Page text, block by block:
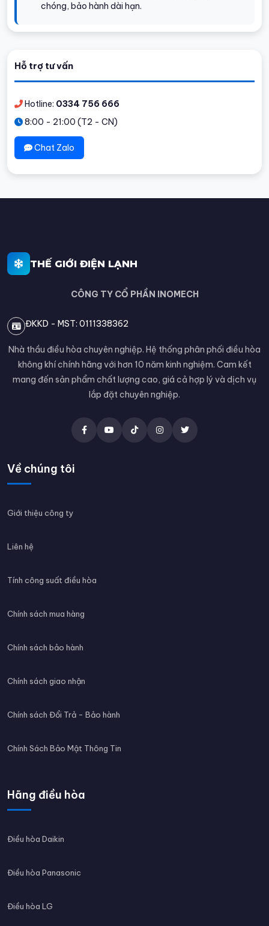
Hỗ trợ tư vấn
Hotline: 0334 756 666
8:00 - 21:00 (T2 - CN)
Chat Zalo
chóng, bảo hành dài hạn.
THẾ GIỚI ĐIỆN LẠNH
CÔNG TY CỔ PHẦN INOMECH
ĐKKD - MST: 0111338362
Nhà thầu điều hòa chuyên nghiệp. Hệ thống phân phối điều hòa
không khí chính hãng với hơn 10 năm kinh nghiệm. Cam kết
mang đến sản phẩm chất lượng cao, giá cả hợp lý và dịch vụ
lắp đặt chuyên nghiệp.
Về chúng tôi
Giới thiệu công ty
Liên hệ
Tính công suất điều hòa
Chính sách mua hàng
Chính sách bảo hành
Chính sách giao nhận
Chính sách Đổi Trả - Bảo hành
Chính Sách Bảo Mật Thông Tin
Hãng điều hòa
Điều hòa Daikin
Điều hòa Panasonic
Điều hòa LG